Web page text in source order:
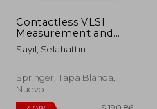
dcto.
Contactless VLSI
Measurement and
Testing Techniques
(en Inglés)
Sayil, Selahattin
Springer, Tapa Blanda,
Nuevo